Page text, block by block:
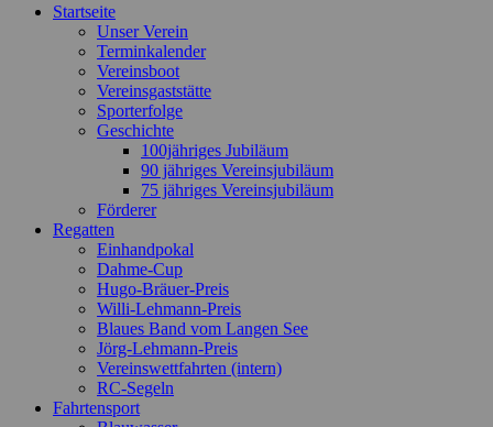
Startseite
Unser Verein
Terminkalender
Vereinsboot
Vereinsgaststätte
Sporterfolge
Geschichte
100jähriges Jubiläum
90 jähriges Vereinsjubiläum
75 jähriges Vereinsjubiläum
Förderer
Regatten
Einhandpokal
Dahme-Cup
Hugo-Bräuer-Preis
Willi-Lehmann-Preis
Blaues Band vom Langen See
Jörg-Lehmann-Preis
Vereinswettfahrten (intern)
RC-Segeln
Fahrtensport